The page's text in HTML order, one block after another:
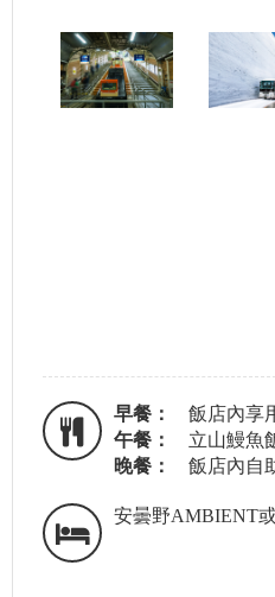
早餐：
飯店內享
午餐：
立山鰻魚
晚餐：
飯店內自
安曇野AMBIENT